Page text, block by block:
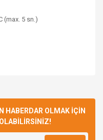
(max. 5 sn.)
HABERDAR OLMAK İÇİN